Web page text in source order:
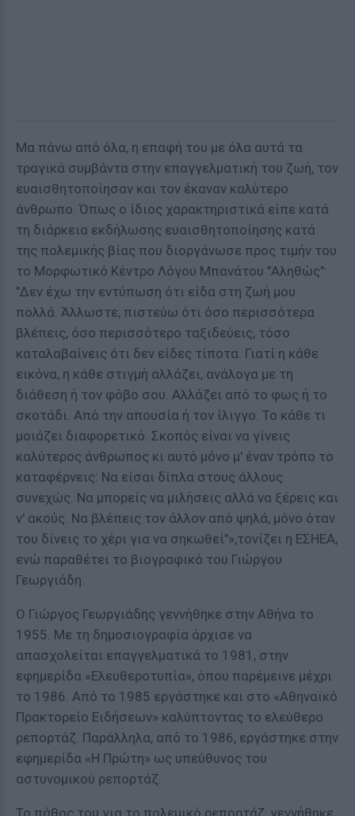
Μα πάνω από όλα, η επαφή του με όλα αυτά τα
τραγικά συμβάντα στην επαγγελματική του ζωή, τον
ευαισθητοποίησαν και τον έκαναν καλύτερο
άνθρωπο. Όπως ο ίδιος χαρακτηριστικά είπε κατά
τη διάρκεια εκδήλωσης ευαισθητοποίησης κατά
της πολεμικής βίας που διοργάνωσε προς τιμήν του
το Μορφωτικό Κέντρο Λόγου Μπανάτου "Αληθώς":
"Δεν έχω την εντύπωση ότι είδα στη ζωή μου
πολλά. Άλλωστε, πιστεύω ότι όσο περισσότερα
βλέπεις, όσο περισσότερο ταξιδεύεις, τόσο
καταλαβαίνεις ότι δεν είδες τίποτα. Γιατί η κάθε
εικόνα, η κάθε στιγμή αλλάζει, ανάλογα με τη
διάθεση ή τον φόβο σου. Αλλάζει από το φως ή το
σκοτάδι. Από την απουσία ή τον ίλιγγο. Το κάθε τι
μοιάζει διαφορετικό. Σκοπός είναι να γίνεις
καλύτερος άνθρωπος κι αυτό μόνο μ' έναν τρόπο το
καταφέρνεις: Να είσαι δίπλα στους άλλους
συνεχώς. Να μπορείς να μιλήσεις αλλά να ξέρεις και
ν' ακούς. Να βλέπεις τον άλλον από ψηλά, μόνο όταν
του δίνεις το χέρι για να σηκωθεί"»,τονίζει η ΕΣΗΕΑ,
ενώ παραθέτει το βιογραφικό του Γιώργου
Γεωργιάδη.
Ο Γιώργος Γεωργιάδης γεννήθηκε στην Αθήνα το
1955. Με τη δημοσιογραφία άρχισε να
απασχολείται επαγγελματικά το 1981, στην
εφημερίδα «Ελευθεροτυπία», όπου παρέμεινε μέχρι
το 1986. Από το 1985 εργάστηκε και στο «Αθηναϊκό
Πρακτορείο Ειδήσεων» καλύπτοντας το ελεύθερο
ρεπορτάζ. Παράλληλα, από το 1986, εργάστηκε στην
εφημερίδα «Η Πρώτη» ως υπεύθυνος του
αστυνομικού ρεπορτάζ.
Το πάθος του για το πολεμικό ρεπορτάζ, γεννήθηκε